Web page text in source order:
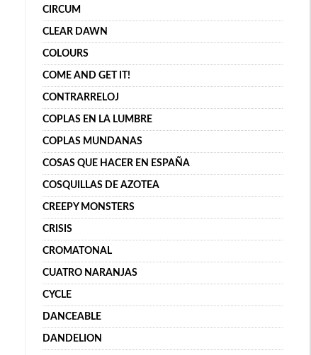
CIRCUM
CLEAR DAWN
COLOURS
COME AND GET IT!
CONTRARRELOJ
COPLAS EN LA LUMBRE
COPLAS MUNDANAS
COSAS QUE HACER EN ESPAÑA
COSQUILLAS DE AZOTEA
CREEPY MONSTERS
CRISIS
CROMATONAL
CUATRO NARANJAS
CYCLE
DANCEABLE
DANDELION